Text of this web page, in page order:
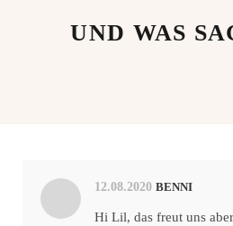
UND WAS
12.08.2020 BENNI
Hi Lil, das freut uns